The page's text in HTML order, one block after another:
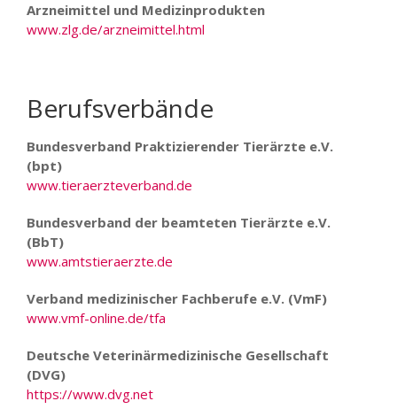
Arzneimittel und Medizinprodukten
www.zlg.de/arzneimittel.html
Berufsverbände
Bundesverband Praktizierender Tierärzte e.V.
(bpt)
www.tieraerzteverband.de
Bundesverband der beamteten Tierärzte e.V.
(BbT)
www.amtstieraerzte.de
Verband medizinischer Fachberufe e.V. (VmF)
www.vmf-online.de/tfa
Deutsche Veterinärmedizinische Gesellschaft
(DVG)
https://www.dvg.net